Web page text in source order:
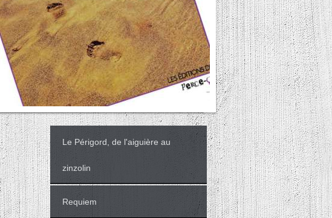
Le Périgord, de l'aiguière au
zinzolin
Requiem